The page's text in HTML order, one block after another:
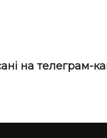
на телеграм-